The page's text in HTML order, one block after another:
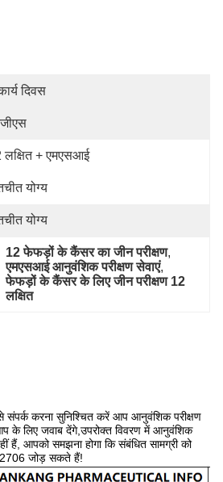
दिवस
लक्षित + एमएसआई
योग्य
योग्य
12 फेफड़ों के कैंसर का जीन परीक्षण,
एमएसआई आनुवंशिक परीक्षण सेवाएं,
फेफड़ों के कैंसर के लिए जीन परीक्षण 12
लक्षित
करना सुनिश्चित करें आप आनुवंशिक परीक्षण
के लिए जवाब देंगे,उपरोक्त विवरण में आनुवंशिक
हैं, आपको समझना होगा कि संबंधित सामग्री को
जोड़ सकते हैं!